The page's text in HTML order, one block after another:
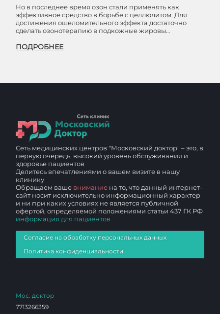
Но в последнее время озон стали применять как
эффективное средство в борьбе с целлюлитом. Для
достижения ошеломительного эффекта достаточно
сделать озонотерапию в подкожные жировы…
ПОДРОБНЕЕ
Сеть медицинских центров "Московский доктор" – это, в
первую очередь, высокий уровень обслуживания и
здоровье пациентов
Делитесь впечатлениями о вашем визите в нашу
клинику
Обращаем ваше внимание на то, что данный интернет-
сайт носит исключительно информационный характер
и ни при каких условиях не является публичной
офертой, определяемой положениями статьи 437 ГК РФ
информация для пациентов
Согласие на обработку персональных данных
Политика конфиденциальности
Мос. доктор
7713266359